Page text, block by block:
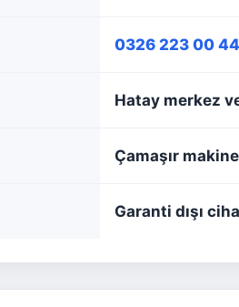
0326 223 00 44
Hatay merkez
Çamaşır
Garanti dışı